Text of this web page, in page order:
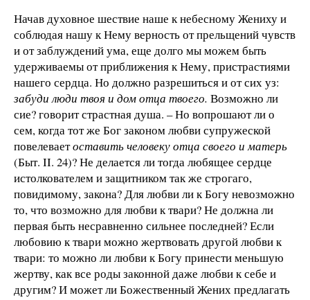
Начав духовное шествие наше к небесному Жениху и
соблюдая нашу к Нему верность от прельщений чувств
и от заблуждений ума, еще долго мы можем быть
удерживаемы от приближения к Нему, пристрастиями
нашего сердца. Но должно разрешиться и от сих уз:
забуди люди твоя и дом отца твоего. Возможно ли
сие? говорит страстная душа. – Но вопрошают ли о
сем, когда тот же Бог законом любви супружеской
повелеваетоставить человеку отца своего и матерь
(Быт. II. 24)? Не делается ли тогда любящее сердце
истолкователем и защитником так же строгаго,
повидимому, закона? Для любви ли к Богу невозможно
то, что возможно для любви к твари? Не должна ли
первая быть несравненно сильнее последней? Если
любовию к твари можно жертвовать другой любви к
твари: то можно ли любви к Богу принести меньшую
жертву, как все роды законной даже любви к себе и
другим? И может ли Божественный Жених предлагать